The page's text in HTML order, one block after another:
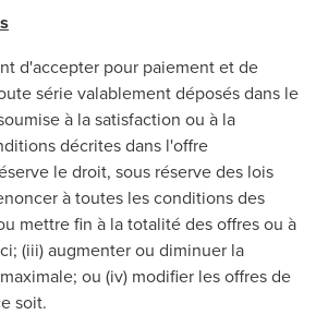
d'accepter pour paiement et de
série valablement déposés dans le
à la satisfaction ou à la
décrites dans l'offre
le droit, sous réserve des lois
à toutes les conditions des
mettre fin à la totalité des offres ou à
(iii) augmenter ou diminuer la
ou (iv) modifier les offres de
soit.